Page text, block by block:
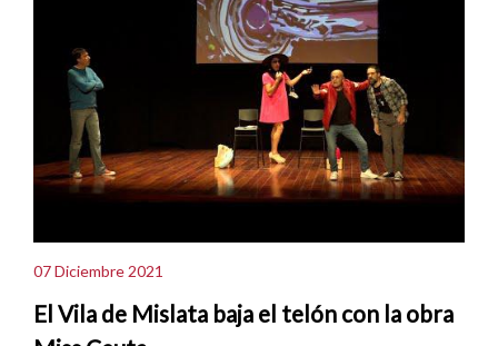
07 Diciembre 2021
El Vila de Mislata baja el telón con la obra